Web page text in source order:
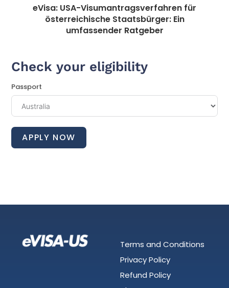
eVisa: USA-Visumantragsverfahren für
österreichische Staatsbürger: Ein
umfassender Ratgeber
Check your eligibility
Passport
APPLY NOW
Terms and Conditions
Privacy Policy
Refund Policy